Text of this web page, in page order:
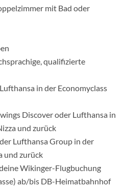
mit Bad oder
qualifizierte
in der Economyclass
Discover oder Lufthansa in
und zurück
Lufthansa Group in der
und zurück
Wikinger-Flugbuchung
ab/bis DB-Heimatbahnhof